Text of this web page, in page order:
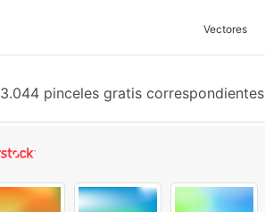
Vectores
3.044 pinceles gratis correspondientes